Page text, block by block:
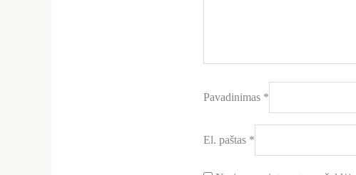
Pavadinimas *
El. paštas *